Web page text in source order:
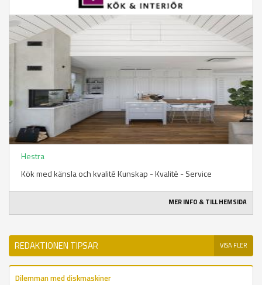
Hestra
Kök med känsla och kvalité Kunskap - Kvalité - Service
MER INFO & TILL HEMSIDA
REDAKTIONEN TIPSAR VISA FLER
Dilemman med diskmaskiner